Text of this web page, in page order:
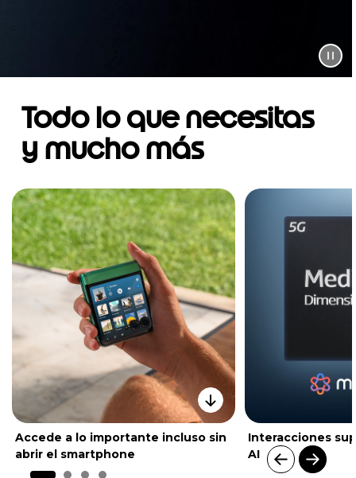
Todo lo que necesitas
y mucho más
Accede a lo importante incluso sin
abrir el smartphone
Interacciones
AI